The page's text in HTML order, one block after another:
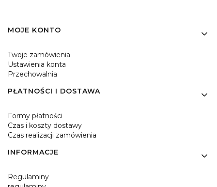
Linki w stopce
MOJE KONTO
Twoje zamówienia
Ustawienia konta
Przechowalnia
PŁATNOŚCI I DOSTAWA
Formy płatności
Czas i koszty dostawy
Czas realizacji zamówienia
INFORMACJE
Regulaminy